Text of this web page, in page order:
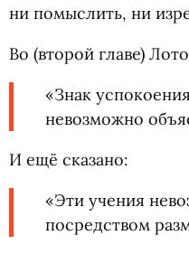
ни помыслить, ни
Во (второй главе)
«Знак
невозможно
И ещё сказано:
«Эти учения
посредством